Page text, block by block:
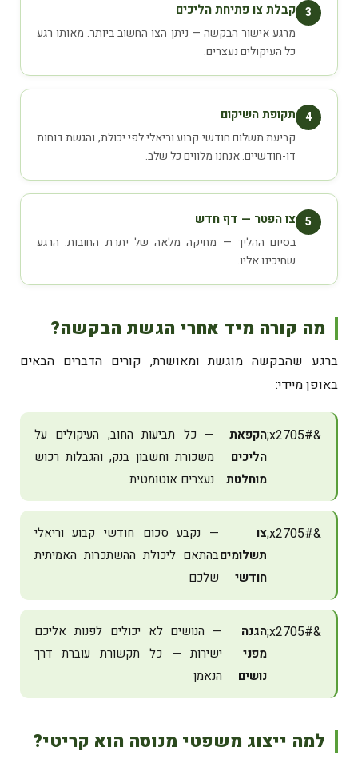
3 קבלת צו פתיחת הליכים
מרגע אישור הבקשה — ניתן הצו החשוב ביותר. מאותו רגע
כל העיקולים נעצרים.
4 תקופת השיקום
קביעת תשלום חודשי קבוע וריאלי לפי יכולת, והגשת דוחות
דו-חודשיים. אנחנו מלווים כל שלב.
5 צו הפטר — דף חדש
בסיום ההליך — מחיקה מלאה של יתרת החובות. הרגע
שחיכינו אליו.
מה קורה מיד אחרי הגשת הבקשה?
ברגע שהבקשה מוגשת ומאושרת, קורים הדברים הבאים
באופן מיידי:
הקפאת
הליכים
מוחלטת
— כל תביעות החוב, העיקולים על
משכורת וחשבון בנק, והגבלות רכוש
נעצרים אוטומטית
צו
תשלומים
חודשי
— נקבע סכום חודשי קבוע וריאלי
בהתאם ליכולת ההשתכרות האמיתית
שלכם
הגנה
מפני
נושים
— הנושים לא יכולים לפנות אליכם
ישירות — כל תקשורת עוברת דרך
הנאמן
למה ייצוג משפטי מנוסה הוא קריטי?